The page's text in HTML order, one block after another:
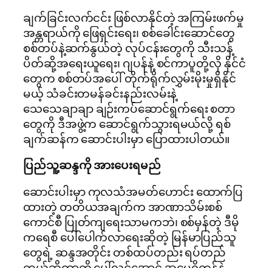
ချက်ခြင်းလက်ငင်း ဖြစ်လာနိုင်တဲ့ အကြမ်းဖက်မှု
အန္တရာယ်ကို ဖြေရှင်းရေး၊ စစ်ခေါင်းဆောင်တွေ
စစ်တပ်နဲ့ဆက်နွယ်တဲ့ လုပ်ငန်းတွေကို သီးသန့်
ပိတ်ဆို့အရေးယူရေး၊ ဂျပန်နဲ့ စင်ကာပူတို့လို နိုင်ငံ
တွေက စစ်တပ်အပေါ် တိုက်ရိုက်လွှမ်းမိုးမှုရှိနိုင်
မယ့် သံခင်းတမန်ခင်းနည်းလမ်းနဲ့
သေသေချာချာ ချဉ်းကပ်ဆောင်ရွက်ရေး စတာ
တွေကို ဒီအဖွဲ့က ဆောင်ရွက်သွားရမယ်လို့ ရစ်
ချက်ဆန်က ဆောင်းပါးမှာ ပြောထားပါတယ်။
ပြည်သူ့ဆန္ဒကို အားပေးရမည်
ဆောင်းပါးမှာ ကုလသံအမတ်ဟောင်း ထောက်ပြ
ထားတဲ့ တတိယအချက်က အာဏာသိမ်းစစ်
ကောင်စီ ပြုတ်ကျရေးသာမကဘဲ၊ စစ်မှန်တဲ့ ဒီမို
ကရေစီ ပေါ်ပေါက်လာရေးဆိုတဲ့ မြန်မာပြည်သူ
တွေရဲ့ ဆန္ဒ​အတိုင်း တစ်ထပ်တည်း ရပ်တည်